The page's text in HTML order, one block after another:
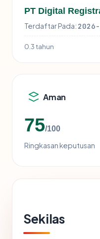
PT Digital
Terdaftar Pada:
0.3 tahun
Aman
75/100
Ringkasan keputusan
Sekilas